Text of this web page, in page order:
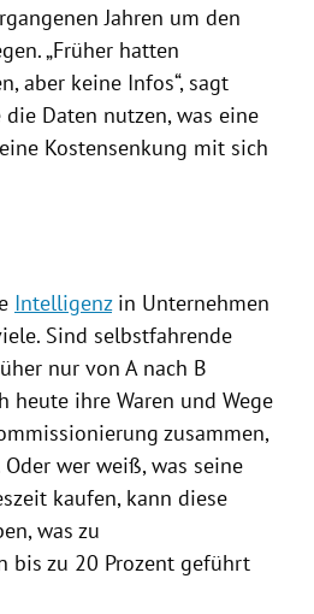
Jahren um den
„Früher hatten
aber keine Infos“, sagt
Daten nutzen, was eine
Kostensenkung mit sich
Intelligenzin Unternehmen
Sind selbstfahrende
nur von A nach B
heute ihre Waren und Wege
zusammen,
wer weiß, was seine
kaufen, kann diese
was zu
bis zu 20 Prozent geführt